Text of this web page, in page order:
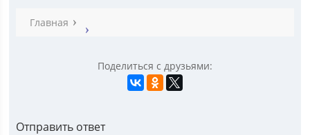
Главная
Поделиться с друзьями:
Отправить ответ